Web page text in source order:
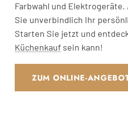
Farbwahl und Elektrogeräte.
Sie unverbindlich Ihr
Starten Sie jetzt und
Küchenkauf sein kann!
ZUM ONLINE-